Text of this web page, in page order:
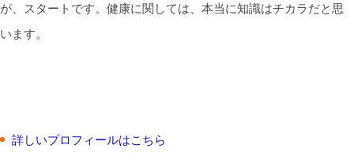
が、スタートです。健康に関しては、本当に知識はチカラだと思
います。
詳しいプロフィールはこちら